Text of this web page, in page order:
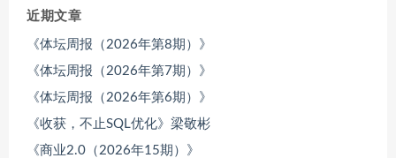
近期文章
《体坛周报（2026年第8期）》
《体坛周报（2026年第7期）》
《体坛周报（2026年第6期）》
《收获，不止SQL优化》梁敬彬
《商业2.0（2026年15期）》